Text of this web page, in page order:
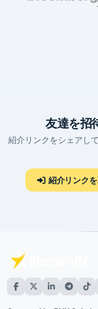
友達を招
紹介リンクをシェアし
紹介リンク